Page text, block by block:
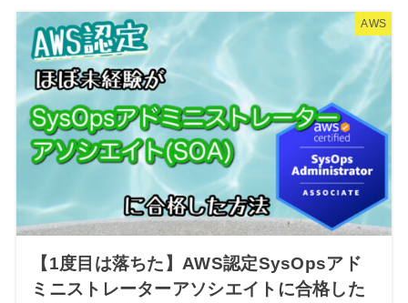
AWS
【1度目は落ちた】AWS認定SysOpsアド
ミニストレーターアソシエイトに合格した